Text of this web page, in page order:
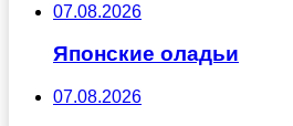
07.08.2026
Японские оладьи
07.08.2026